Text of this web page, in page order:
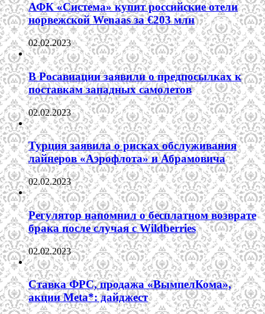
АФК «Система» купит российские отели
норвежской Wenaas за €203 млн
02.02.2023
В Росавиации заявили о предпосылках к
поставкам западных самолетов
02.02.2023
Турция заявила о рисках обслуживания
лайнеров «Аэрофлота» и Абрамовича
02.02.2023
Регулятор напомнил о бесплатном возврате
брака после случая с Wildberries
02.02.2023
Ставка ФРС, продажа «ВымпелКома»,
акции Meta*: дайджест